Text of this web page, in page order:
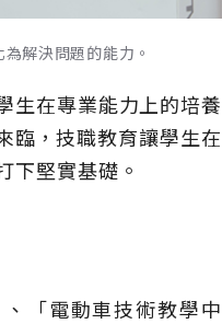
解決問題的能力。
生在專業能力上的培養
臨，技職教育讓學生在
下堅實基礎。
「電動車技術教學中